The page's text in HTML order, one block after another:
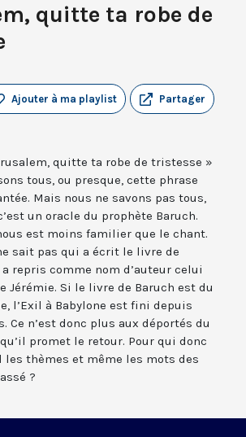
quitte ta robe de
Partager
Ajouter à ma playlist
quitte ta robe de tristesse »
tous, ou presque, cette phrase
Mais nous ne savons pas tous,
un oracle du prophète Baruch.
est moins familier que le chant.
sait pas qui a écrit le livre de
repris comme nom d’auteur celui
Jérémie. Si le livre de Baruch est du
l’Exil à Babylone est fini depuis
Ce n’est donc plus aux déportés du
promet le retour. Pour qui donc
les thèmes et même les mots des
?